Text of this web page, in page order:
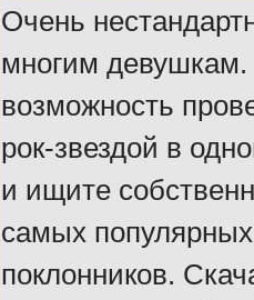
Очень
многим девушкам.
возможность
рок-звездой в
и ищите
самых
поклонников.